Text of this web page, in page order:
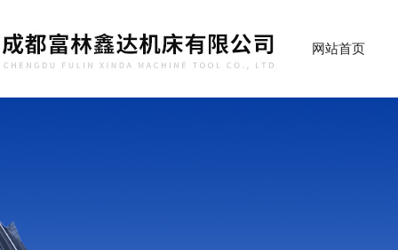
网站首页